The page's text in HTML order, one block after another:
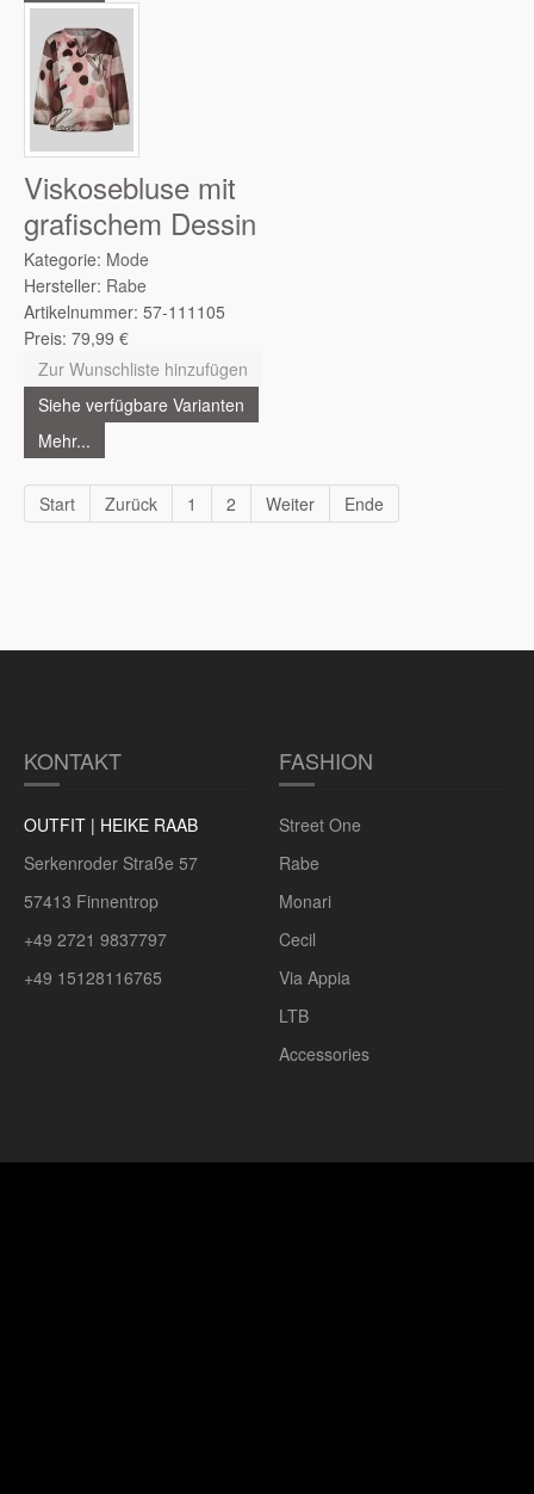
Viskosebluse mit
grafischem Dessin
Kategorie: Mode
Hersteller: Rabe
Artikelnummer: 57-111105
Preis: 79,99 €
Zur Wunschliste hinzufügen
Siehe verfügbare Varianten
Mehr...
Start Zurück 1 2 Weiter Ende
KONTAKT
OUTFIT | HEIKE RAAB
Serkenroder Straße 57
57413 Finnentrop
+49 2721 9837797
+49 15128116765
FASHION
Street One
Rabe
Monari
Cecil
Via Appia
LTB
Accessories